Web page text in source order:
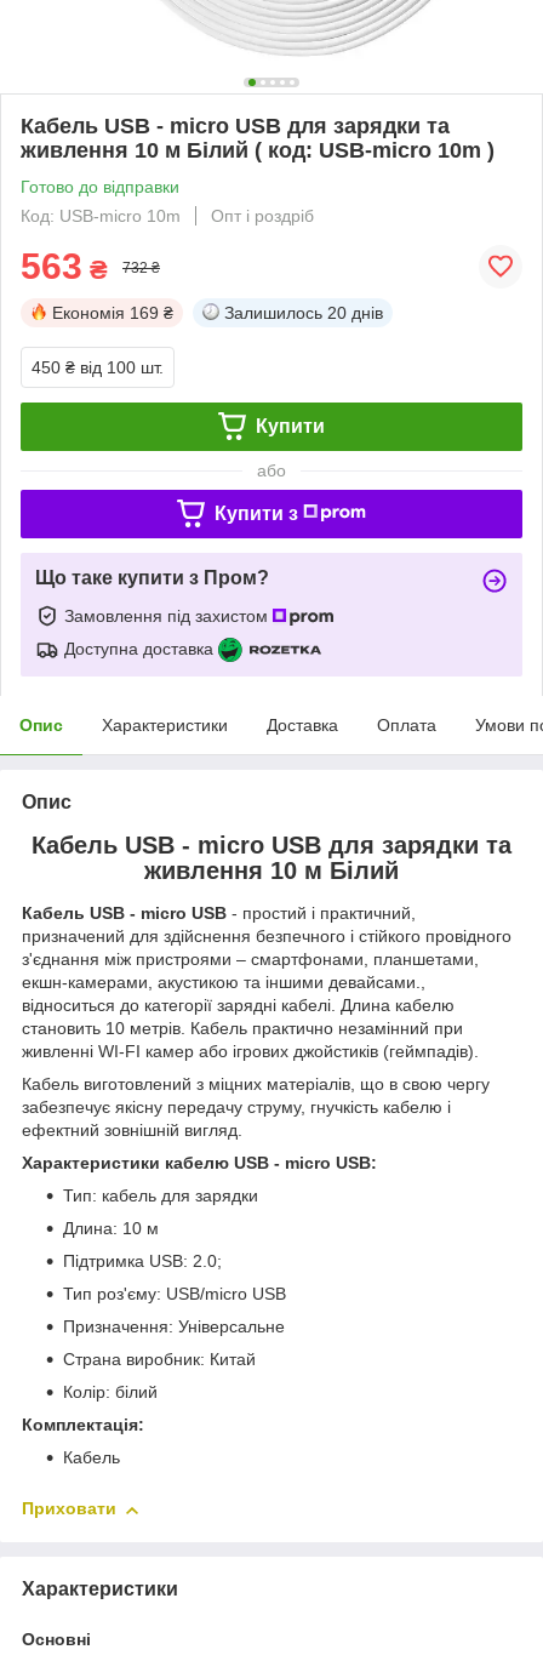
Кабель USB - micro USB для зарядки та
живлення 10 м Білий ( код: USB-micro 10m )
Готово до відправки
Код: USB-micro 10m
Опт і роздріб
563 ₴ 732 ₴
Економія 169 ₴ Залишилось 20 днів
450 ₴ від 100 шт.
Купити
або
Купити з
Що таке купити з Пром?
Замовлення під захистом
Доступна доставка
Опис Характеристики Доставка Оплата Умови
Опис
Кабель USB - micro USB для зарядки та
живлення 10 м Білий
Кабель USB - micro USB - простий і практичний,
призначений для здійснення безпечного і стійкого провідного
з'єднання між пристроями – смартфонами, планшетами,
екшн-камерами, акустикою та іншими девайсами.,
відноситься до категорії зарядні кабелі. Длина кабелю
становить 10 метрів. Кабель практично незамінний при
живленні WI-FI камер або ігрових джойстиків (геймпадів).
Кабель виготовлений з міцних матеріалів, що в свою чергу
забезпечує якісну передачу струму, гнучкість кабелю і
ефектний зовнішній вигляд.
Характеристики кабелю USB - micro USB:
Тип: кабель для зарядки
Длина: 10 м
Підтримка USB: 2.0;
Тип роз'єму: USB/micro USB
Призначення: Універсальне
Страна виробник: Китай
Колір: білий
Комплектація:
Кабель
Приховати
Характеристики
Основні